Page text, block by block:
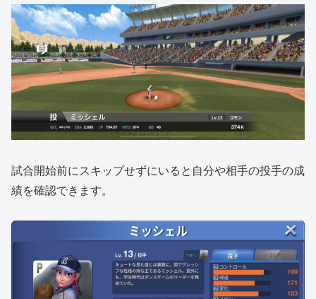
試合開始前にスキップせずにいると自分や相手の投手の成
績を確認できます。